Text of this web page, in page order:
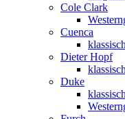
Cole Clark
Cuenca
Dieter Hopf
Duke